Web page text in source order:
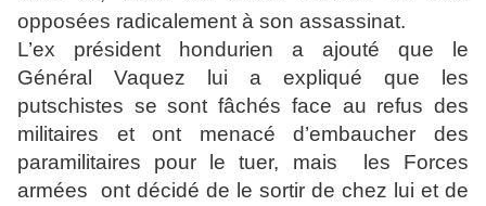
opposées radicalement à son assassinat.
L’ex président hondurien a ajouté que le
Général Vaquez lui a expliqué que les
putschistes se sont fâchés face au refus des
militaires et ont menacé d’embaucher des
paramilitaires pour le tuer, mais les Forces
armées ont décidé de le sortir de chez lui et de